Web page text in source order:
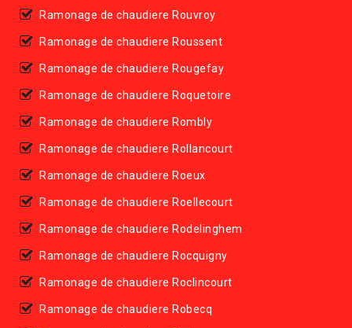
Ramonage de chaudiere Rouvroy
Ramonage de chaudiere Roussent
Ramonage de chaudiere Rougefay
Ramonage de chaudiere Roquetoire
Ramonage de chaudiere Rombly
Ramonage de chaudiere Rollancourt
Ramonage de chaudiere Roeux
Ramonage de chaudiere Roellecourt
Ramonage de chaudiere Rodelinghem
Ramonage de chaudiere Rocquigny
Ramonage de chaudiere Roclincourt
Ramonage de chaudiere Robecq